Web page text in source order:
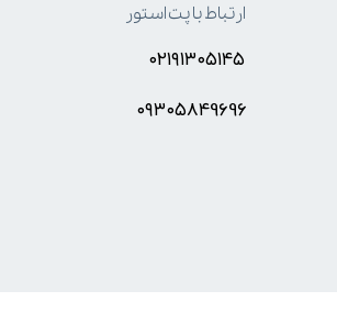
ارتباط با پت استور
۰۲۱۹۱۳۰۵۱۴۵
۰۹۳۰۵8۴9696